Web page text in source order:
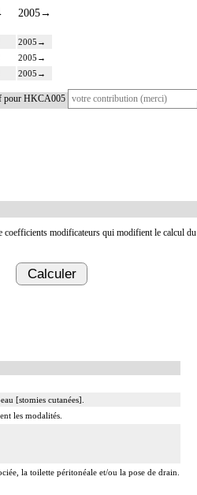
2005→
2005 →
2005 →
2005 →
pour HKCA005
coefficients modificateurs qui modifient le calcul du
Calculer
[stomies cutanées].
les modalités.
la toilette péritonéale et/ou la pose de drain.
la pose de drain.